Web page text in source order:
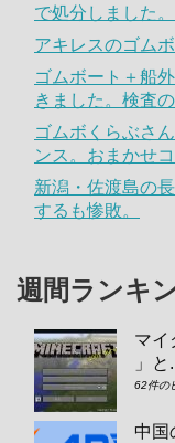
で処分しました。
アキレスのゴム
ゴムボート＋船
きました。検査
ゴムボくらぶさ
ンス。おまかせ
新潟・佐渡島の
するも惨敗。
週間ランキ
マイ
」と
62件の
中国